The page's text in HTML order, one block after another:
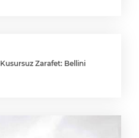
Kusursuz Zarafet: Bellini